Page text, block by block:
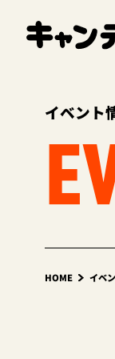
イベント
HOME イベ